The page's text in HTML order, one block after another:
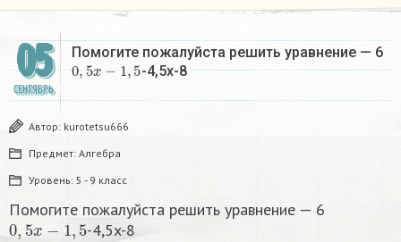
05
СЕНТЯБРЬ
Помогите пожалуйста решить уравнение — 6
0 5x 5 -4,5x-8
Автор: kurotetsu666
Предмет: Алгебра
Уровень: 5 - 9 класс
Помогите пожалуйста решить уравнение — 6
0,5x−1,5 -4,5x-8